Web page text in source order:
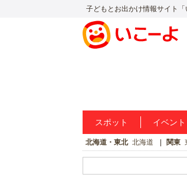
子どもとお出かけ情報サイト
スポット イベント
北海道・東北 北海道 関東